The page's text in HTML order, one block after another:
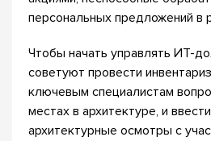
персональных предложений в
Чтобы начать управлять ИТ-
советуют провести
ключевым специалистам
местах в архитектуре, и
архитектурные осмотры с